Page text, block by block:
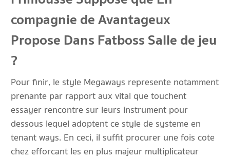
compagnie de Avantageux
Propose Dans Fatboss Salle de jeu
?
Pour finir, le style Megaways represente notamment
prenante par rapport aux vital que touchent
essayer rencontre sur leurs instrument pour
dessous lequel adoptent ce style de systeme en
tenant ways. En ceci, il suffit procurer une fois cote
chez efforcant les en plus majeur multiplicateur